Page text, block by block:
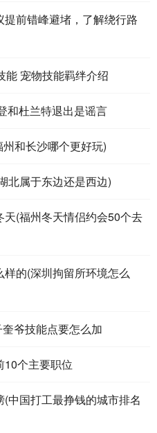
前错峰避堵，了解绕行路
能 宠物技能羁绊介绍
和杜兰特退出是谣言
和长沙哪个更好玩)
北属于东边还是西边)
(福州冬天情侣约会50个去
的(深圳拘留所环境怎么
爷技能点要怎么加
10个主要职位
中国打工最挣钱的城市排名